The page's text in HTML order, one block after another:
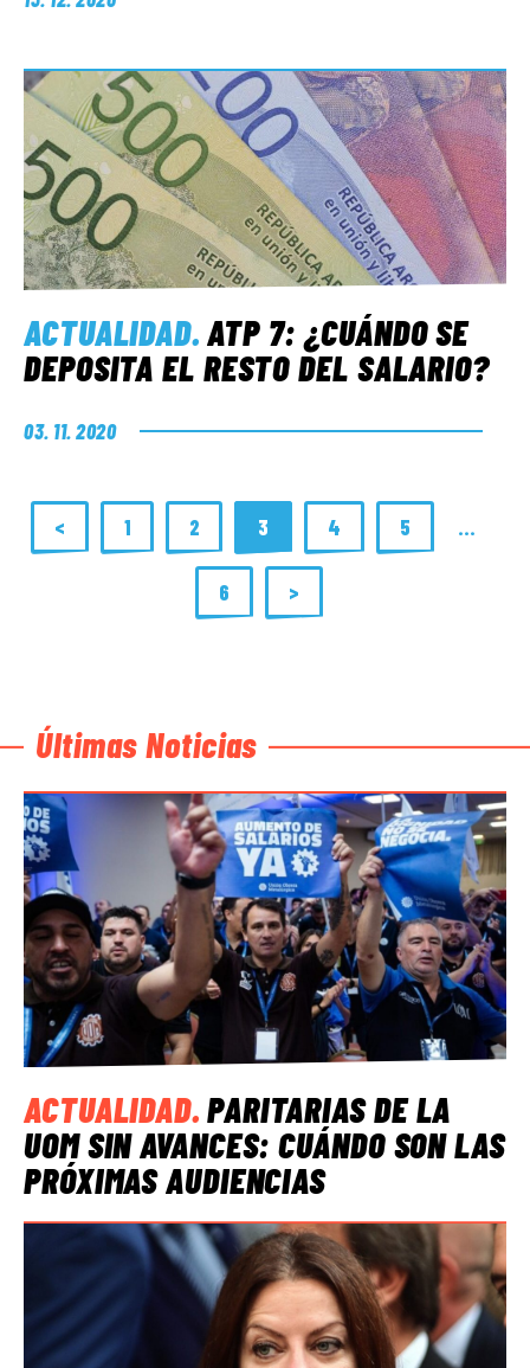
ACTUALIDAD.ATP 7: ¿CUÁNDO SE
DEPOSITA EL RESTO DEL SALARIO?
03. 11. 2020
< 1 2 3 4 5 …
6 >
Últimas Noticias
ACTUALIDAD.PARITARIAS DE LA
UOM SIN AVANCES: CUÁNDO SON LAS
PRÓXIMAS AUDIENCIAS